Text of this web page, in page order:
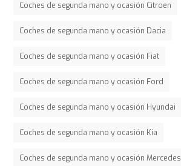
Coches de segunda mano y ocasión Citroen
Coches de segunda mano y ocasión Dacia
Coches de segunda mano y ocasión Fiat
Coches de segunda mano y ocasión Ford
Coches de segunda mano y ocasión Hyundai
Coches de segunda mano y ocasión Kia
Coches de segunda mano y ocasión Mercedes